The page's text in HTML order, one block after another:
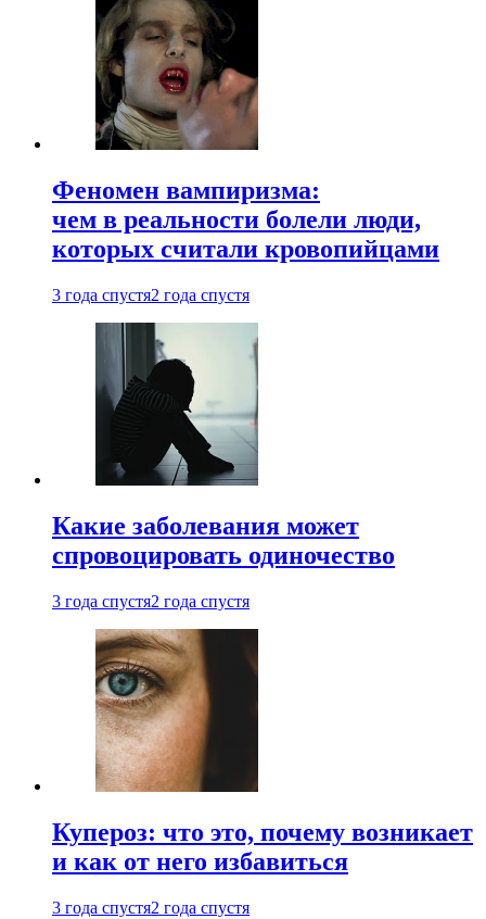
Феномен вампиризма:
чем в реальности болели люди,
которых считали кровопийцами
3 года спустя2 года спустя
Какие заболевания может
спровоцировать одиночество
3 года спустя2 года спустя
Купероз: что это, почему возникает
и как от него избавиться
3 года спустя2 года спустя